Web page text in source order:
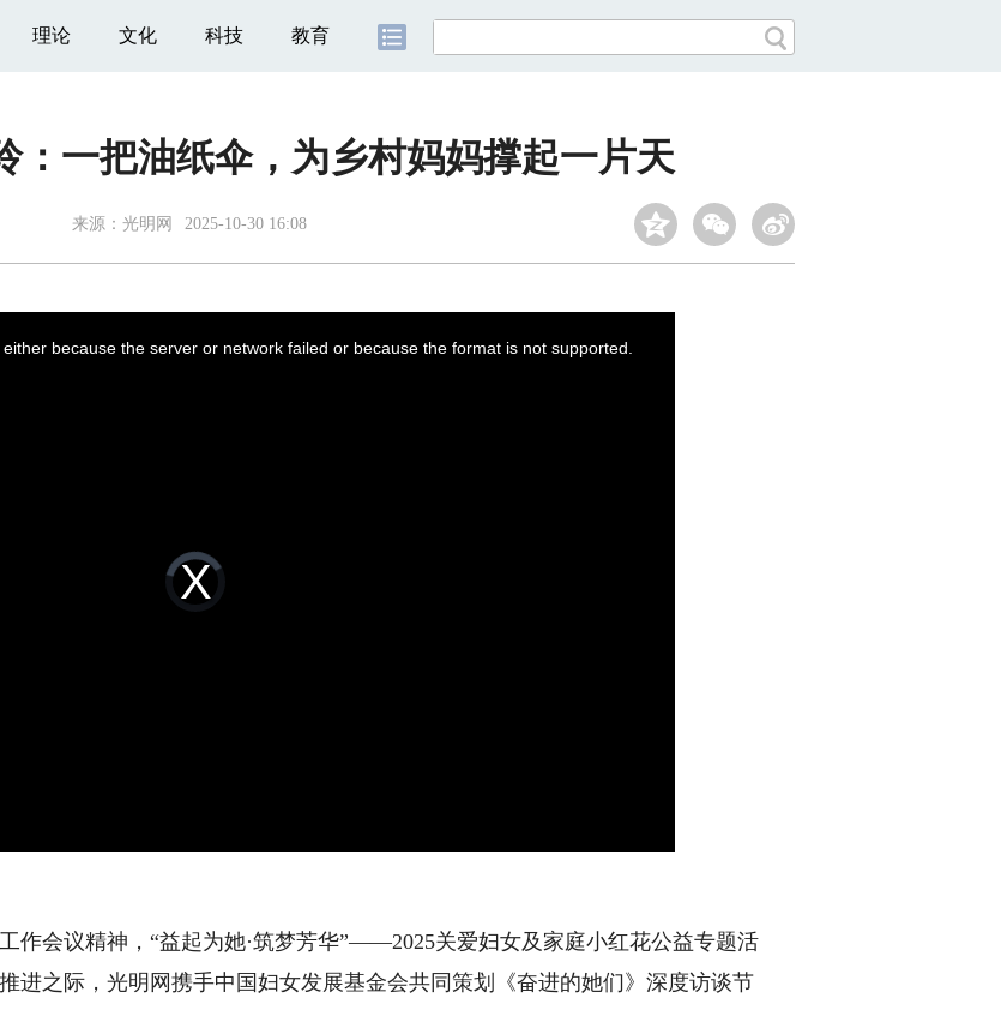
理论 文化 科技 教育
：一把油纸伞，为乡村妈妈撑起一片天
来源： 光明网 2025-10-30 16:08
Video
Player
loading.
because the server or network failed or because the format is not supported.
会议精神，“益起为她·筑梦芳华”——2025关爱妇女及家庭小红花公益专题活
进之际，光明网携手中国妇女发展基金会共同策划《奋进的她们》深度访谈节